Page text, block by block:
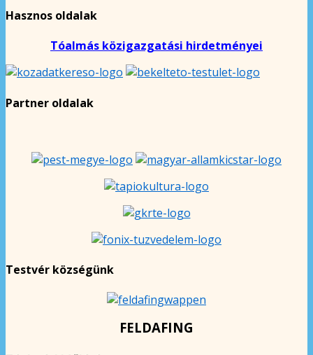
Hasznos oldalak
Tóalmás közigazgatási hirdetményei
Partner oldalak
Testvér községünk
FELDAFING